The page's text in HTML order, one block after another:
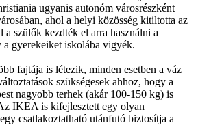
ugyanis autonóm városrészként
ahol a helyi közösség kitiltotta az
szülők kezdték el arra használni a
a gyerekeiket iskolába vigyék.
fajtája is létezik, minden esetben a váz
szükségesek ahhoz, hogy a
nagyobb terhek (akár 100-150 kg) is
IKEA is kifejlesztett egy olyan
csatlakoztatható utánfutó biztosítja a